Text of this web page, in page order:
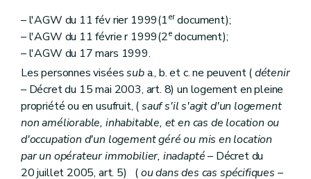
Section première Généralités
Art. 179
Section 2 Du contrat de gestion
Art. 180
Art. 181
Art. 182
Section 3 Du financement
Art. 183
Section 4 De l'administration et du contrôle
Art. 184
Art. 184bis
Art. 185
Art. 185 bis
– l'AGW du 11 fév rier 1999(1erdocument);
– l'AGW du 11 févrie r 1999(2edocument);
– l'AGW du 17 mars 1999.
Les personnes viséessuba., b. et c. ne peuvent (détenir
– Décret du 15 mai 2003, art. 8) un logement en pleine
propriété ou en usufruit, (sauf s'il s'agit d'un logement
non améliorable, inhabitable, et en cas de location ou
d'occupation d'un logement géré ou mis en location
par un opérateur immobilier, inadapté– Décret du
20 juillet 2005, art. 5) (ou dans des cas spécifiques –